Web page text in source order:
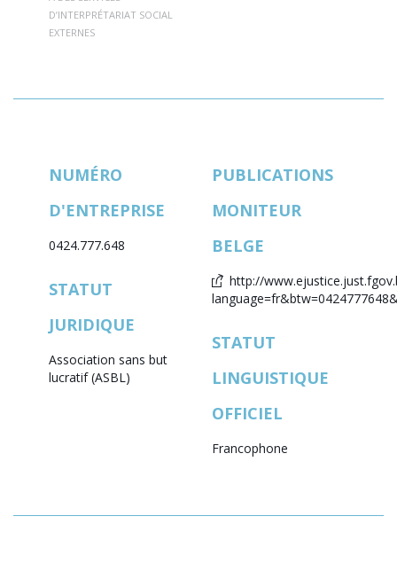
D’INTERPRÉTARIAT SOCIAL
EXTERNES
NUMÉRO
D'ENTREPRISE
0424.777.648
STATUT
JURIDIQUE
Association sans but
lucratif (ASBL)
PUBLICATIONS
MONITEUR
BELGE
http://
STATUT
LINGUISTIQUE
OFFICIEL
Francophone